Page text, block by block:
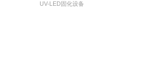
UV-LED固化设备